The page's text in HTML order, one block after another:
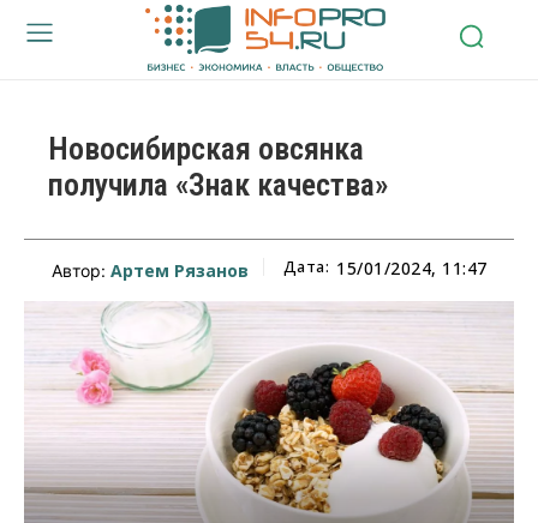
Новосибирская овсянка
получила «Знак качества»
Автор: Артем Рязанов Дата: 15/01/2024, 11:47